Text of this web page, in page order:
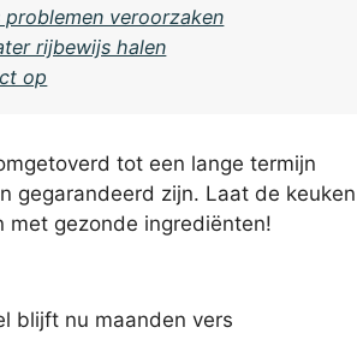
veroorzaken
rijbewijs halen
op
tot een lange termijn
gegarandeerd zijn. Laat de keuken
met gezonde ingrediënten!
blijft nu maanden vers